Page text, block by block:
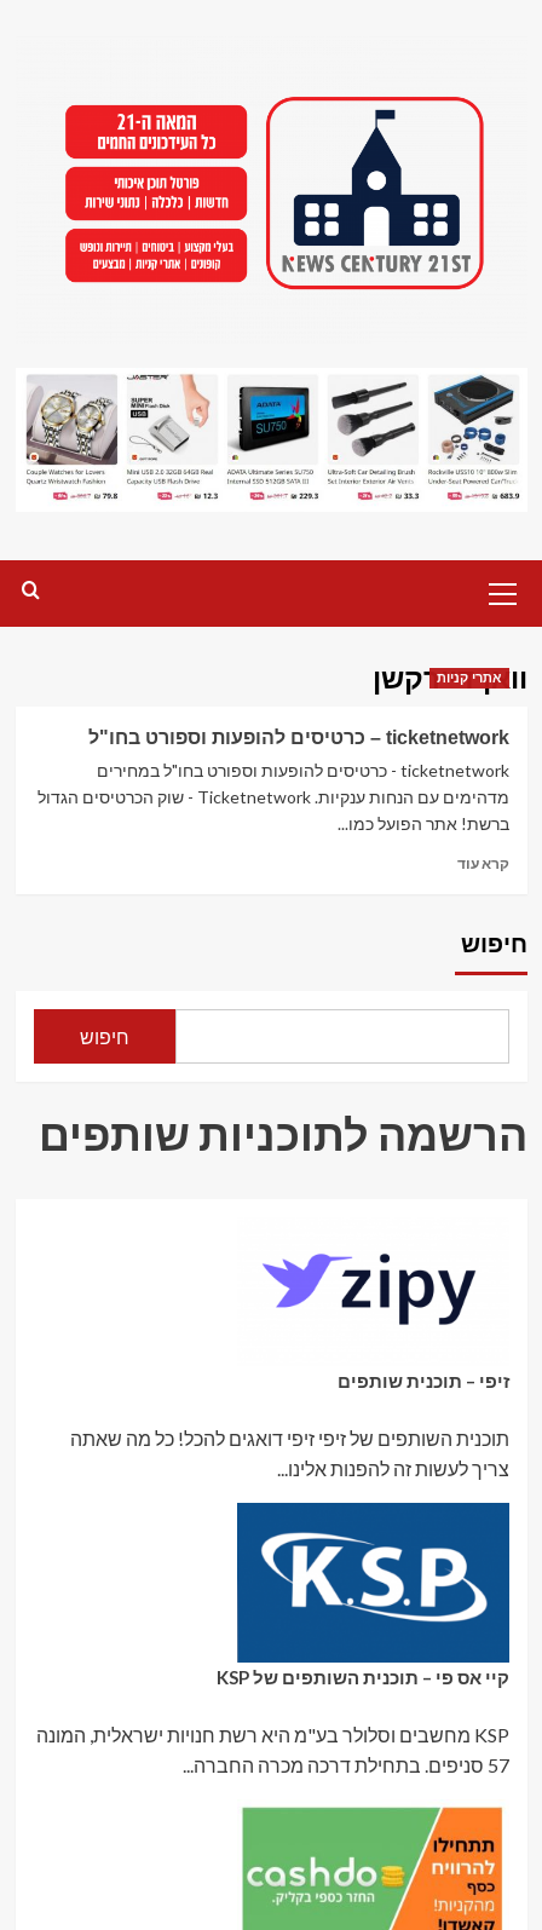
Menu
וואן דיירקשן
אתרי קניות
ticketnetwork – כרטיסים להופעות וספורט בחו"ל
ticketnetwork - כרטיסים להופעות וספורט בחו"ל במחירים
מדהימים עם הנחות ענקיות. Ticketnetwork - שוק הכרטיסים הגדול
ברשת! אתר הפועל כמו...
קרא עודRead
כרטיסים
חיפוש
חיפוש
הרשמה לתוכניות שותפים
זיפי – תוכנית שותפים
תוכנית השותפים של זיפי זיפי דואגים להכל! כל מה שאתה
צריך לעשות זה להפנות אלינו...
קיי אס פי – תוכנית השותפים של KSP
KSP מחשבים וסלולר בע"מ היא רשת חנויות ישראלית, המונה
57 סניפים. בתחילת דרכה מכרה החברה...